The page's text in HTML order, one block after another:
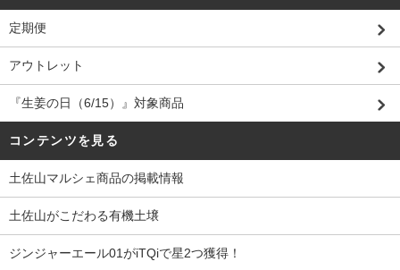
定期便
アウトレット
『生姜の日（6/15）』対象商品
コンテンツを見る
土佐山マルシェ商品の掲載情報
土佐山がこだわる有機土壌
ジンジャーエール01がiTQiで星2つ獲得！